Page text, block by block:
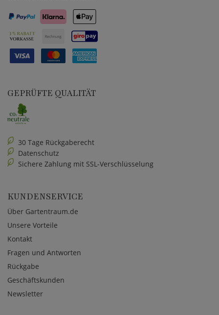
GEPRÜFTE QUALITÄT
30 Tage Rückgaberecht
Datenschutz
Sichere Zahlung mit SSL-Verschlüsselung
KUNDENSERVICE
Über Gartentraum.de
Unsere Vorteile
Kontakt
Fragen und Antworten
Rückgabe
Geschäftskunden
Newsletter